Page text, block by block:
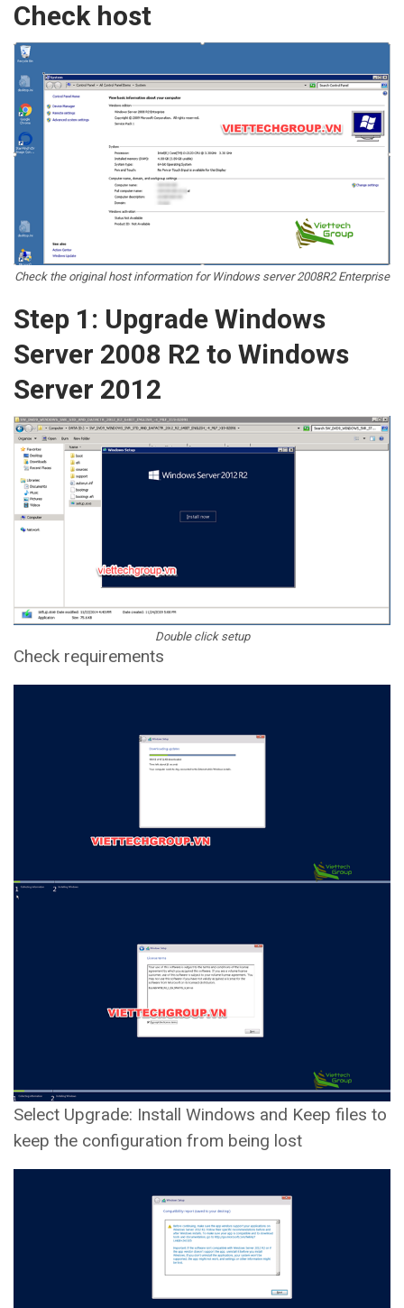
Check host
Check the original host information for Windows server 2008R2 Enterprise
Step 1: Upgrade Windows
Server 2008 R2 to Windows
Server 2012
Double click setup
Check requirements
Select Upgrade: Install Windows and Keep files to
keep the configuration from being lost